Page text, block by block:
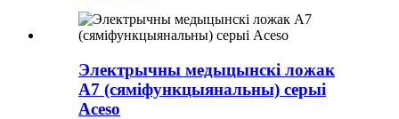
Электрычны медыцынскі ложак
A7 (сяміфункцыянальны) серыі
Aceso